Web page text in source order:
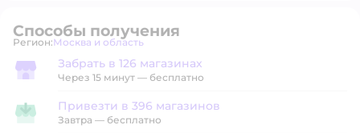
Способы получения
Регион: Выбор адреса доставки.
Москва и область
Забрать в магазине
Забрать в 126 магазинах
Через 15 минут — бесплатно
Привезти в магазин
Привезти в 396 магазинов
Завтра — бесплатно